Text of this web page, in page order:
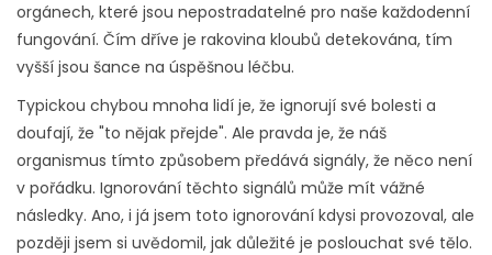
orgánech, které jsou nepostradatelné pro naše každodenní
fungování. Čím dříve je rakovina kloubů detekována, tím
vyšší jsou šance na úspěšnou léčbu.
Typickou chybou mnoha lidí je, že ignorují své bolesti a
doufají, že "to nějak přejde". Ale pravda je, že náš
organismus tímto způsobem předává signály, že něco není
v pořádku. Ignorování těchto signálů může mít vážné
následky. Ano, i já jsem toto ignorování kdysi provozoval, ale
později jsem si uvědomil, jak důležité je poslouchat své tělo.